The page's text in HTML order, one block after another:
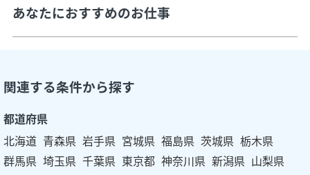
あなたにおすすめのお仕事
関連する条件から探す
都道府県
北海道 青森県 岩手県 宮城県 福島県 茨城県 栃木県
群馬県 埼玉県 千葉県 東京都 神奈川県 新潟県 山梨県